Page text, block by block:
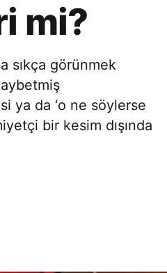
mi?
sıkça görünmek
ya da ‘o ne söylerse
bir kesim dışında